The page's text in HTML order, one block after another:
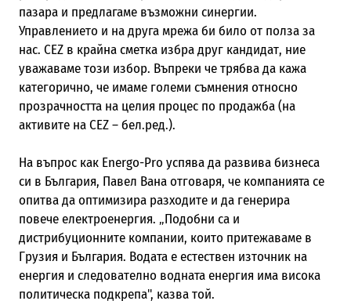
пазара и предлагаме възможни синергии.
Управлението и на друга мрежа би било от полза за
нас. CEZ в крайна сметка избра друг кандидат, ние
уважаваме този избор. Въпреки че трябва да кажа
категорично, че имаме големи съмнения относно
прозрачността на целия процес по продажба (на
активите на CEZ – бел.ред.).
На въпрос как Energo-Pro успява да развива бизнеса
си в България, Павел Вана отговаря, че компанията се
опитва да оптимизира разходите и да генерира
повече електроенергия. „Подобни са и
дистрибуционните компании, които притежаваме в
Грузия и България. Водата е естествен източник на
енергия и следователно водната енергия има висока
политическа подкрепа", казва той.